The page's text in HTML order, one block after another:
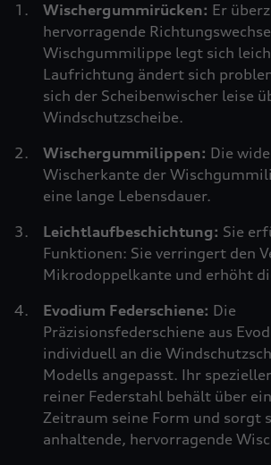
Wischergummirücken: Er
hervorragende
Wischgummilippe legt sich
Laufrichtung ändert sich
sich der Scheibenwischer leise
Windschutzscheibe.
Wischergummilippen: Die
Wischerkante der
eine lange Lebensdauer.
Leichtlaufbeschichtung: Sie
Funktionen: Sie verringert den
Mikrodoppelkante und erhöht
Evodium Federschiene: Die
Präzisionsfederschiene aus
individuell an die
Modells angepasst. Ihr
reiner Federstahl behält über
Zeitraum seine Form und sorgt
anhaltende, hervorragende